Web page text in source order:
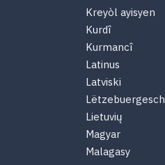
Kreyòl ayisyen
Kurdî
Kurmancî
Latinus
Latviski
Lëtzebuergesch
Lietuvių
Magyar
Malagasy